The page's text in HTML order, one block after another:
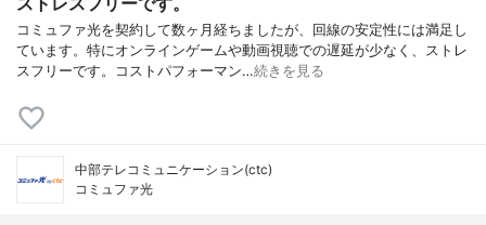
コミュファ光を契約して数ヶ月経ちましたが、回線の安定性には満足し
ています。特にオンラインゲームや動画視聴での遅延が少なく、ストレ
スフリーです。コストパフォーマン…続きを見る
中部テレコミュニケーション(ctc)
コミュファ光